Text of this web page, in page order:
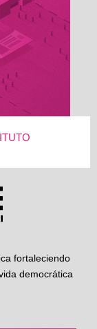
fortaleciendo
democrática